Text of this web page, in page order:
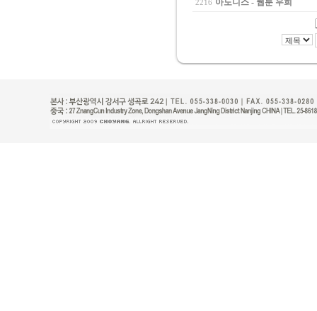
2216 아도니스 - 웹툰 우희